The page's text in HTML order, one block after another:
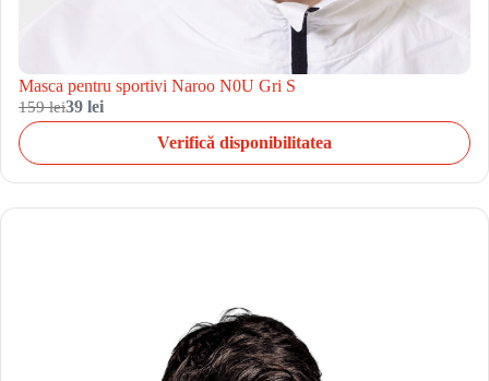
Masca pentru sportivi Naroo N0U Gri S
159 lei39 lei
Verifică disponibilitatea